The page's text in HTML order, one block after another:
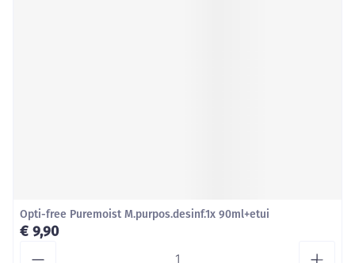
Opti-free Puremoist M.purpos.desinf.1x 90ml+etui
€ 9,90